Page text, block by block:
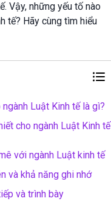
Vậy, những yếu tố nào
tế? Hãy cùng tìm hiểu
Luật Kinh tế là gì?
cho ngành Luật Kinh tế
với ngành Luật kinh tế
và khả năng ghi nhớ
và trình bày